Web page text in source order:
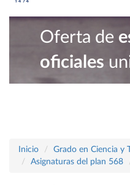
Oferta de
oficiales
Inicio
Grado en Ciencia y
Asignaturas del plan 568